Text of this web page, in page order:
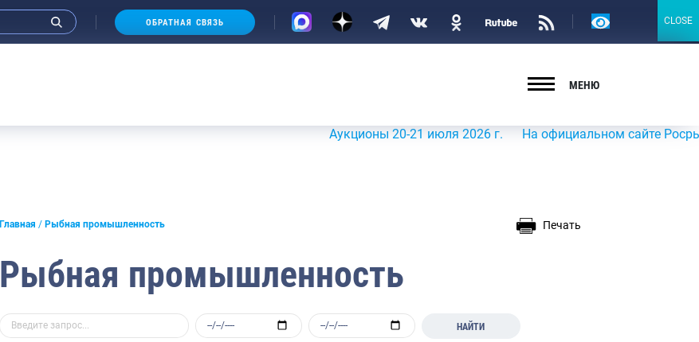
ОБРАТНАЯ СВЯЗЬ
Версия
МЕНЮ
Аукционы 20-21 июля 2026 г. На официальном сайте
Главная Рыбная промышленность Печать
Рыбная промышленность
НАЙТИ
CLOSE
CLOSE